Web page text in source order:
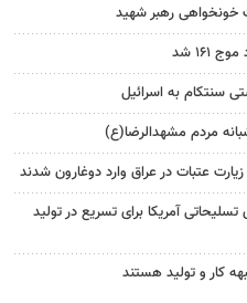
خونخواهی رهبر شهید
شد
سنتکام به اسرائیل
مردم مشهدالرضا(ع)
آمریکا برای تسریع در تولید
کار و تولید هستند